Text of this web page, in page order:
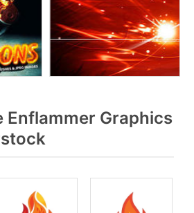
Enflammer Graphics